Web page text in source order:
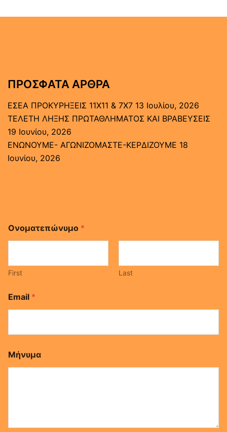
ΠΡΌΣΦΑΤΑ ΆΡΘΡΑ
ΕΣΕΑ ΠΡΟΚΥΡΗΞΕΙΣ 11Χ11 & 7Χ7 13 Ιουλίου, 2026
ΤΕΛΕΤΗ ΛΗΞΗΣ ΠΡΩΤΑΘΛΗΜΑΤΟΣ ΚΑΙ ΒΡΑΒΕΥΣΕΙΣ
19 Ιουνίου, 2026
ΕΝΩΝΟΥΜΕ- ΑΓΩΝΙΖΟΜΑΣΤΕ-ΚΕΡΔΙΖΟΥΜΕ 18
Ιουνίου, 2026
*
Μ
υ
μ
Ονοματεπώνυμο *
First Last
Email *
Μήνυμα